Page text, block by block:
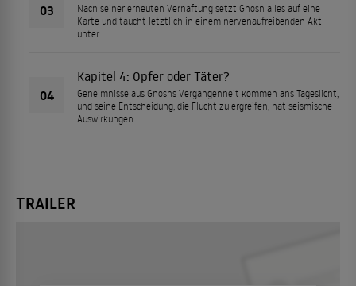
03
Nach seiner erneuten Verhaftung setzt Ghosn alles auf eine
Karte und taucht letztlich in einem nervenaufreibenden Akt
unter.
04
Kapitel 4: Opfer oder Täter?
Geheimnisse aus Ghosns Vergangenheit kommen ans Tageslicht,
und seine Entscheidung, die Flucht zu ergreifen, hat seismische
Auswirkungen.
TRAILER